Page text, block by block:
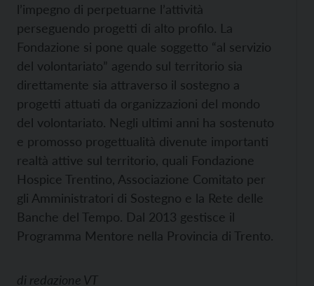
l’impegno di perpetuarne l’attività
perseguendo progetti di alto profilo. La
Fondazione si pone quale soggetto “al servizio
del volontariato” agendo sul territorio sia
direttamente sia attraverso il sostegno a
progetti attuati da organizzazioni del mondo
del volontariato. Negli ultimi anni ha sostenuto
e promosso progettualità divenute importanti
realtà attive sul territorio, quali Fondazione
Hospice Trentino, Associazione Comitato per
gli Amministratori di Sostegno e la Rete delle
Banche del Tempo. Dal 2013 gestisce il
Programma Mentore nella Provincia di Trento.
di redazione VT